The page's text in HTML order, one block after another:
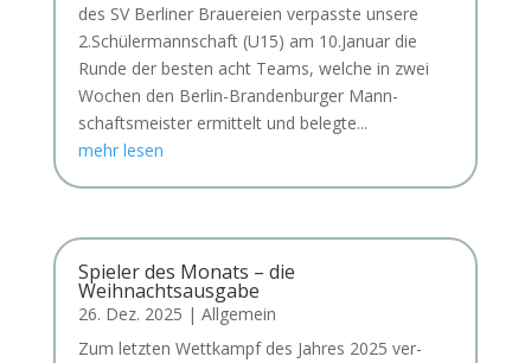
des SV Ber­li­ner Braue­rei­en ver­pass­te unse­re
2.Schülermannschaft (U15) am 10.Januar die
Run­de der bes­ten acht Teams, wel­che in zwei
Wochen den Ber­lin-Bran­den­bur­ger Mann­
schafts­meis­ter ermit­telt und beleg­te...
mehr lesen
Spieler des Monats – die
Weihnachtsausgabe
26. Dez. 2025 | Allgemein
Zum letz­ten Wett­kampf des Jah­res 2025 ver­